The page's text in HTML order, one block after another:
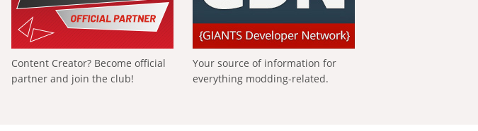
Content Creator? Become official
partner and join the club!
Your source of information for
everything modding-related.